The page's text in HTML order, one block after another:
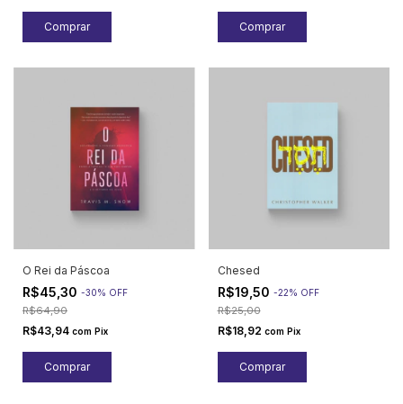
O Rei da Páscoa
R$45,30 -30% OFF
R$64,90
R$43,94 com Pix
Chesed
R$19,50 -22% OFF
R$25,00
R$18,92 com Pix